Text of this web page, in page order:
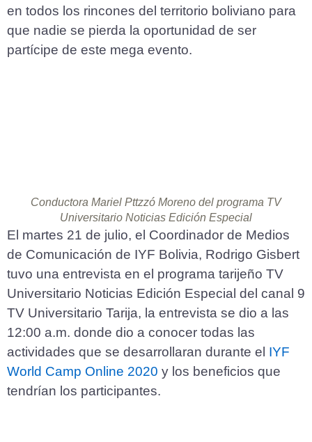
en todos los rincones del territorio boliviano para
que nadie se pierda la oportunidad de ser
partícipe de este mega evento.
Conductora Mariel Pttzzó Moreno del programa TV
Universitario Noticias Edición Especial
El martes 21 de julio, el Coordinador de Medios
de Comunicación de IYF Bolivia, Rodrigo Gisbert
tuvo una entrevista en el programa tarijeño TV
Universitario Noticias Edición Especial del canal 9
TV Universitario Tarija, la entrevista se dio a las
12:00 a.m. donde dio a conocer todas las
actividades que se desarrollaran durante el IYF
World Camp Online 2020 y los beneficios que
tendrían los participantes.